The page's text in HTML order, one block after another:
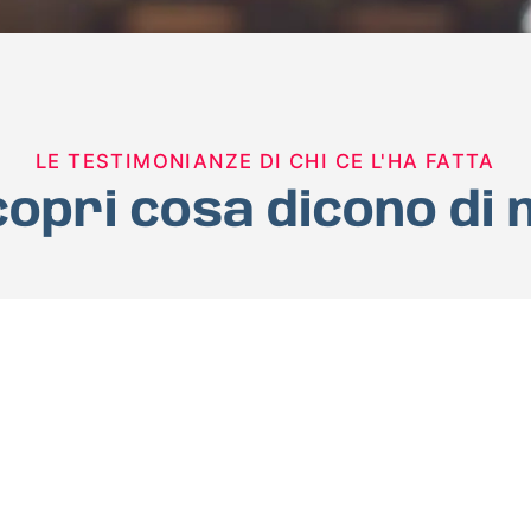
LE TESTIMONIANZE DI CHI CE L'HA FATTA
cosa dicono di